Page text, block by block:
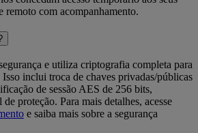
remoto com acompanhamento.
e utiliza criptografia completa para
Isso inclui troca de chaves privadas/públicas
de sessão AES de 256 bits,
proteção. Para mais detalhes, acesse
e saiba mais sobre a segurança